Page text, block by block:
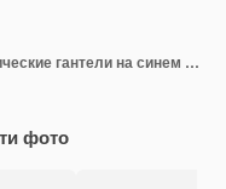
Оранжевые кроссовки и металлические гантели на синем фоне Оборудование и упражнения для фитнеса Фон для концепции фитнеса
фото